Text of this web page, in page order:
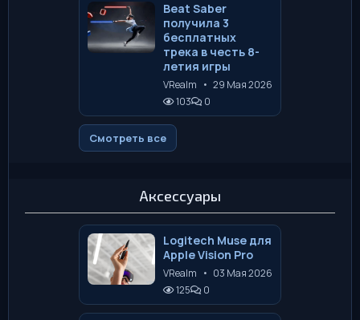
Beat Saber
получила 3
бесплатных
трека в честь 8-
летия игры
VRealm • 29 Мая 2026
103
0
Смотреть все
Аксессуары
Logitech Muse для
Apple Vision Pro
VRealm • 03 Мая 2026
125
0